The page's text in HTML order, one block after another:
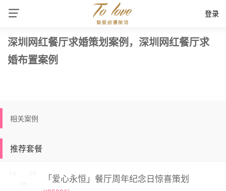
登录
深圳网红餐厅求婚策划案例，深圳网红餐厅求
婚布置案例
相关案例
推荐套餐
「爱心永恒」餐厅周年纪念日惊喜策划